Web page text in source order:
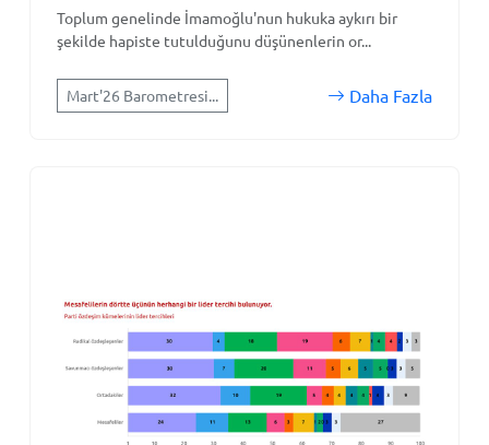
Toplum genelinde İmamoğlu'nun hukuka aykırı bir
şekilde hapiste tutulduğunu düşünenlerin or...
Mart'26 Barometresi... Daha Fazla